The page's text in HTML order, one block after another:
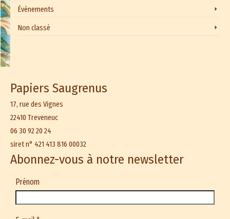
Évènements
Non classé
Papiers Saugrenus
17, rue des Vignes
22410 Treveneuc
06 30 92 20 24
siret n° 421 413 816 00032
Abonnez-vous à notre newsletter
Prénom